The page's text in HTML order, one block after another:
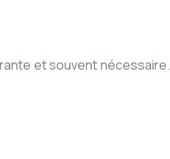
et souvent nécessaire.